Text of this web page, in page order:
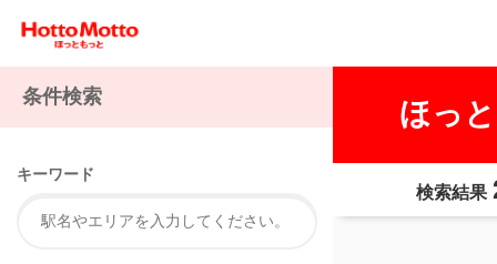
ほっ
検索結果
条件検索
キーワード